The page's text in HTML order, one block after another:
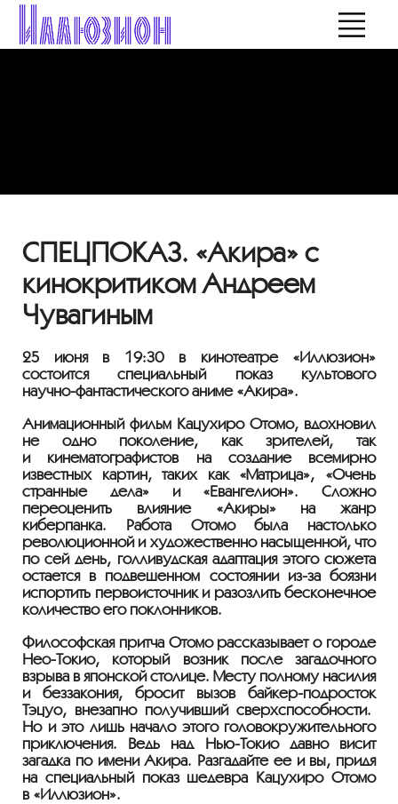
СПЕЦПОКАЗ. «Акира» с
кинокритиком Андреем
Чувагиным
25 июня в 19:30 в кинотеатре «Иллюзион»
состоится специальный показ культового
научно-фантастическогоаниме «Акира».
Анимационный фильм Кацухиро Отомо, вдохновил
не одно поколение, как зрителей, так
и кинематографистов на создание всемирно
известных картин, таких как «Матрица», «Очень
странные дела» и «Евангелион». Сложно
переоценить влияние «Акиры» на жанр
киберпанка. Работа Отомо была настолько
революционной и художественно насыщенной, что
по сей день, голливудская адаптация этого сюжета
остается в подвешенном состоянии из-забоязни
испортить первоисточник и разозлить бесконечное
количество его поклонников.
Философская притча Отомо рассказывает о городе
Нео-Токио, который возник после загадочного
взрыва в японской столице. Месту полному насилия
и беззакония, бросит вызов байкер-подросток
Тэцуо, внезапно получивший сверхспособности.
Но и это лишь начало этого головокружительного
приключения. Ведь над Нью-Токиодавно висит
загадка по имени Акира. Разгадайте ее и вы, придя
на специальный показ шедевра Кацухиро Отомо
в «Иллюзион».